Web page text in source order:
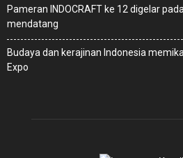
Pameran INDOCRAFT ke 12 digelar
mendatang
Budaya dan kerajinan Indonesia
Expo